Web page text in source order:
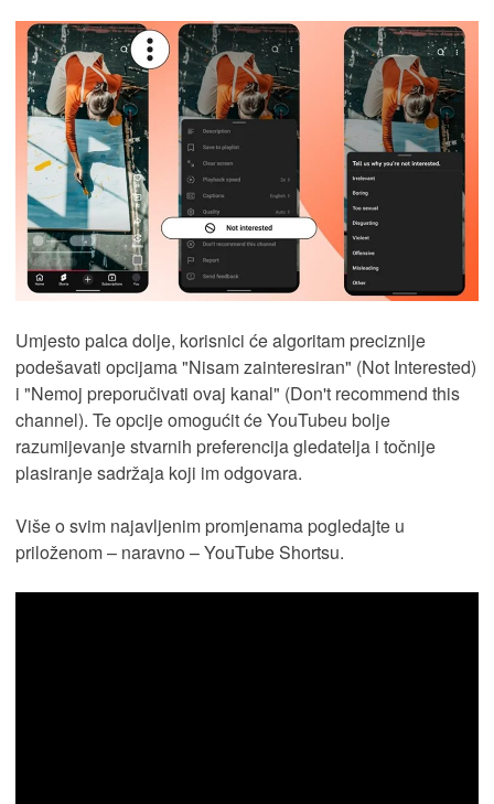
Umjesto palca dolje, korisnici će algoritam preciznije
podešavati opcijama "Nisam zainteresiran" (Not Interested)
i "Nemoj preporučivati ovaj kanal" (Don't recommend this
channel). Te opcije omogućit će YouTubeu bolje
razumijevanje stvarnih preferencija gledatelja i točnije
plasiranje sadržaja koji im odgovara.
Više o svim najavljenim promjenama pogledajte u
priloženom – naravno – YouTube Shortsu.